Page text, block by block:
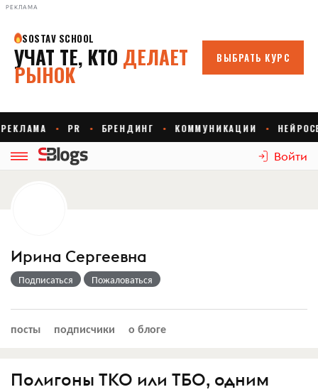
РЕКЛАМА
Войти
Ирина Сергеевна
Подписаться Пожаловаться
посты подписчики о блоге
Полигоны ТКО или ТБО, одним